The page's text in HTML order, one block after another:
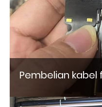
Pembelian kabel